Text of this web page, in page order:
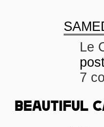
Le
7
BEAUTIFUL